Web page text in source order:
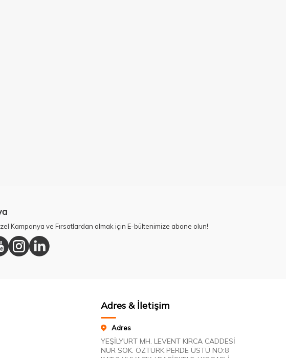
Kampanya ve Fırsatlardan olmak için E-bültenimize abone olun!
Adres & İletişim
Adres
YEŞİLYURT MH. LEVENT KIRCA CADDESİ
NUR SOK. ÖZTÜRK PERDE ÜSTÜ NO:8